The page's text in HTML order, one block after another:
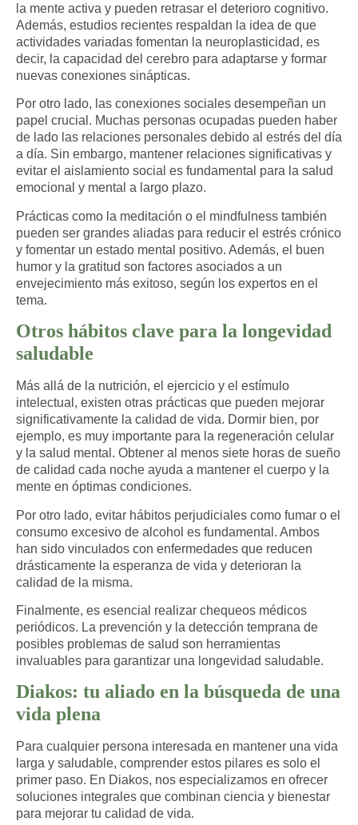
la mente activa y pueden retrasar el deterioro cognitivo.
Además, estudios recientes respaldan la idea de que
actividades variadas fomentan la neuroplasticidad, es
decir, la capacidad del cerebro para adaptarse y formar
nuevas conexiones sinápticas.
Por otro lado, las conexiones sociales desempeñan un
papel crucial. Muchas personas ocupadas pueden haber
de lado las relaciones personales debido al estrés del día
a día. Sin embargo, mantener relaciones significativas y
evitar el aislamiento social es fundamental para la salud
emocional y mental a largo plazo.
Prácticas como la meditación o el mindfulness también
pueden ser grandes aliadas para reducir el estrés crónico
y fomentar un estado mental positivo. Además, el buen
humor y la gratitud son factores asociados a un
envejecimiento más exitoso, según los expertos en el
tema.
Otros hábitos clave para la longevidad
saludable
Más allá de la nutrición, el ejercicio y el estímulo
intelectual, existen otras prácticas que pueden mejorar
significativamente la calidad de vida. Dormir bien, por
ejemplo, es muy importante para la regeneración celular
y la salud mental . Obtener al menos siete horas de sueño
de calidad cada noche ayuda a mantener el cuerpo y la
mente en óptimas condiciones.
Por otro lado, evitar hábitos perjudiciales como fumar o el
consumo excesivo de alcohol es fundamental. Ambos
han sido vinculados con enfermedades que reducen
drásticamente la esperanza de vida y deterioran la
calidad de la misma.
Finalmente, es esencial realizar chequeos médicos
periódicos. La prevención y la detección temprana de
posibles problemas de salud son herramientas
invaluables para garantizar una longevidad saludable.
Diakos: tu aliado en la búsqueda de una
vida plena
Para cualquier persona interesada en mantener una vida
larga y saludable, comprender estos pilares es solo el
primer paso. En Diakos, nos especializamos en ofrecer
soluciones integrales que combinan ciencia y bienestar
para mejorar tu calidad de vida.